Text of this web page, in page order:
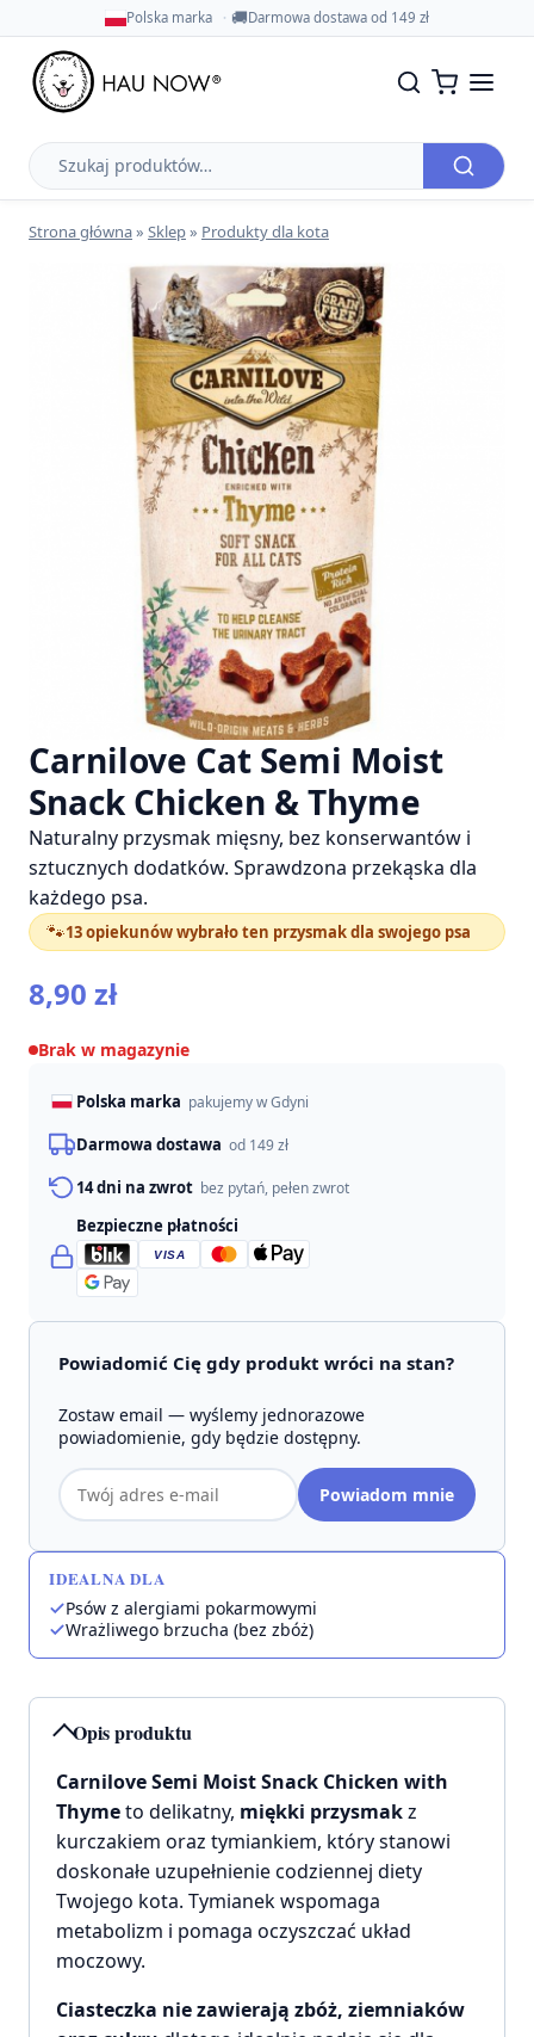
Polska marka 🚚Darmowa dostawa od 149 zł
Szukaj
produktów
Strona główna» Sklep» Produkty dla kota
Opis produktu
Carnilove Semi Moist Snack Chicken with
Thymeto delikatny, miękki przysmakz
kurczakiem oraz tymiankiem, który stanowi
doskonałe uzupełnienie codziennej diety
Twojego kota. Tymianek wspomaga
metabolizm i pomaga oczyszczać układ
moczowy.
Ciasteczka nie zawierają zbóż, ziemniaków
Carnilove Cat Semi Moist
Snack Chicken & Thyme
Naturalny przysmak mięsny, bez konserwantów i
sztucznych dodatków. Sprawdzona przekąska dla
każdego psa.
🐾13 opiekunów wybrało ten przysmak dla swojego psa
8,90 zł
Brak w magazynie
Polska marka pakujemy w Gdyni
Darmowa dostawa od 149 zł
14 dni na zwrot bez pytań, pełen zwrot
Bezpieczne płatności
VISA
Powiadomić Cię gdy produkt wróci na stan?
Zostaw email — wyślemy jednorazowe
powiadomienie, gdy będzie dostępny.
Adres
email
Powiadom mnie
IDEALNA DLA
Psów z alergiami pokarmowymi
Wrażliwego brzucha (bez zbóż)